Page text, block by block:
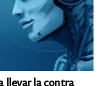
llevar la contra